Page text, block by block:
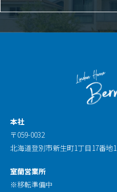
本社
〒059-0032
北海道登別市新生町1丁目17番地1
室蘭営業所
※移転準備中